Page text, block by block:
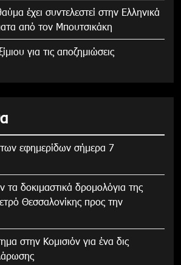
έχει συντελεστεί στην Ελληνικά
από τον Μπουτσικάκη
για τις αποζημιώσεις
εφημερίδων σήμερα 7
τα δοκιμαστικά δρομολόγια της
Θεσσαλονίκης προς την
στην Κομισιόν για ένα δις